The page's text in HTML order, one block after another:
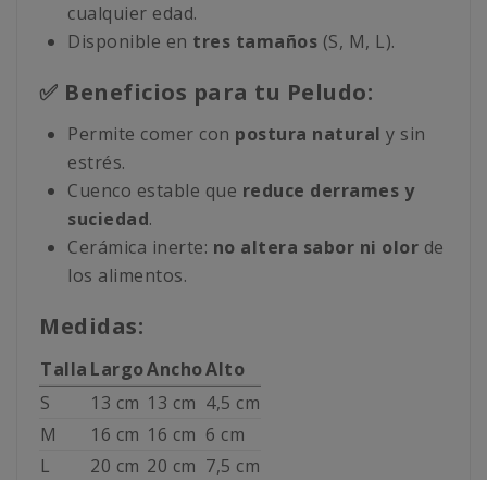
cualquier edad.
Disponible en tres tamaños (S, M, L).
✅ Beneficios para tu Peludo:
Permite comer con postura natural y sin
estrés.
Cuenco estable que reduce derrames y
suciedad.
Cerámica inerte: no altera sabor ni olor de
los alimentos.
Medidas:
Talla LargoAnchoAlto
S
13 cm 13 cm 4,5 cm
M
16 cm 16 cm 6 cm
L
20 cm 20 cm 7,5 cm